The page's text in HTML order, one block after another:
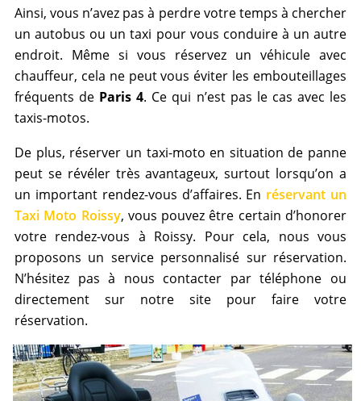
Ainsi, vous n’avez pas à perdre votre temps à chercher
un autobus ou un taxi pour vous conduire à un autre
endroit. Même si vous réservez un véhicule avec
chauffeur, cela ne peut vous éviter les embouteillages
fréquents de Paris 4. Ce qui n’est pas le cas avec les
taxis-motos.
De plus, réserver un taxi-moto en situation de panne
peut se révéler très avantageux, surtout lorsqu’on a
un important rendez-vous d’affaires. En réservant un
Taxi Moto Roissy, vous pouvez être certain d’honorer
votre rendez-vous à Roissy. Pour cela, nous vous
proposons un service personnalisé sur réservation.
N’hésitez pas à nous contacter par téléphone ou
directement sur notre site pour faire votre
réservation.